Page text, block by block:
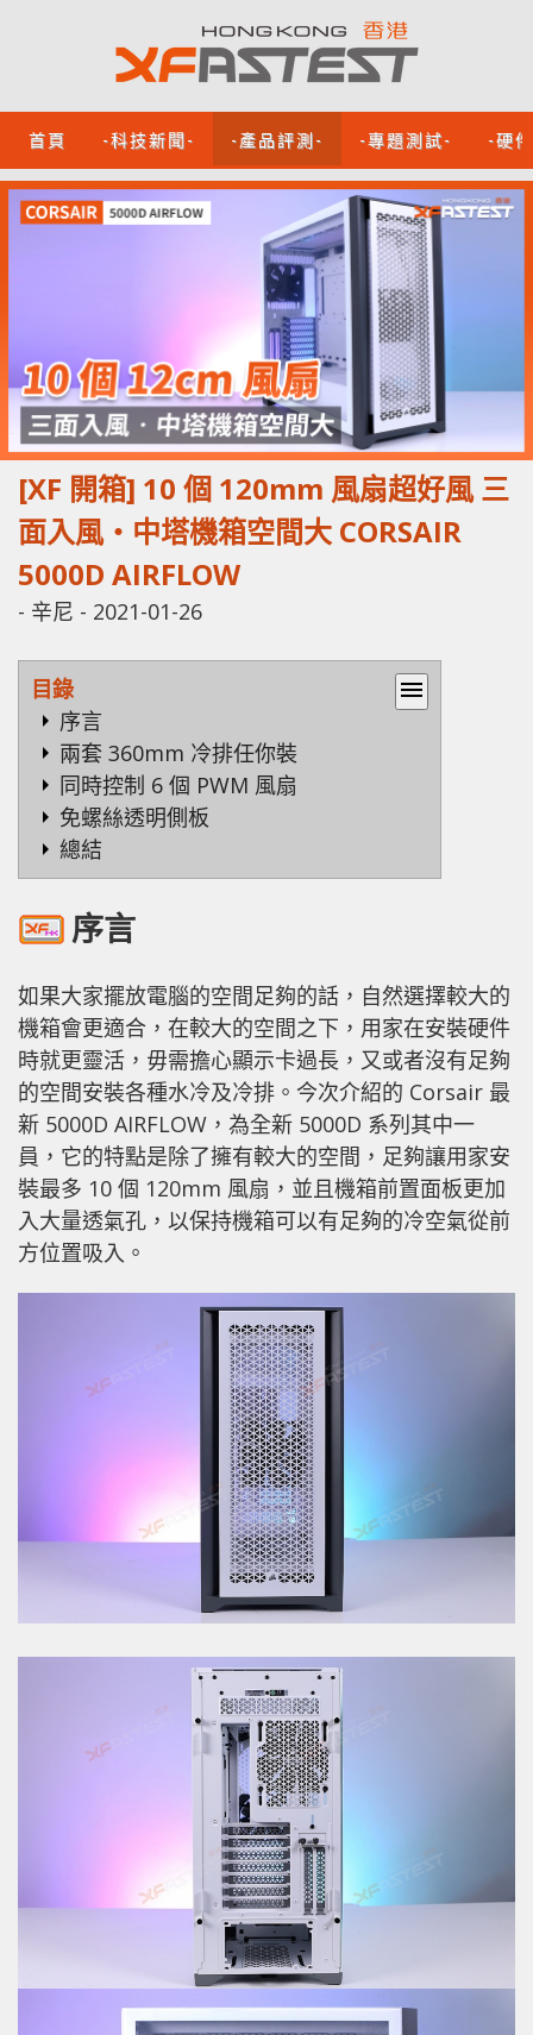
首頁 -科技新聞- -產品評測- -專題測試- -硬
[XF 開箱] 10 個 120mm 風扇超好風 三
面入風‧中塔機箱空間大 CORSAIR
5000D AIRFLOW
- 辛尼 - 2021-01-26
目錄
menu
序言
兩套 360mm 冷排任你裝
同時控制 6 個 PWM 風扇
免螺絲透明側板
總結
序言
如果大家擺放電腦的空間足夠的話，自然選擇較大的
機箱會更適合，在較大的空間之下，用家在安裝硬件
時就更靈活，毋需擔心顯示卡過長，又或者沒有足夠
的空間安裝各種水冷及冷排。今次介紹的 Corsair 最
新 5000D AIRFLOW，為全新 5000D 系列其中一
員，它的特點是除了擁有較大的空間，足夠讓用家安
裝最多 10 個 120mm 風扇，並且機箱前置面板更加
入大量透氣孔，以保持機箱可以有足夠的冷空氣從前
方位置吸入。